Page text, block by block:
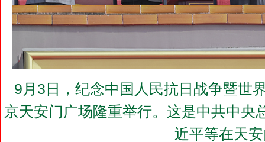
9月3日，纪念中国人民抗日战争暨世
京天安门广场隆重举行。这是中共中央
近平等在天